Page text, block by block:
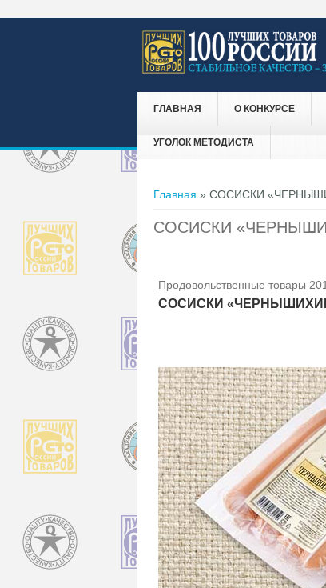
ГЛАВНАЯ О КОНКУРСЕ
УГОЛОК МЕТОДИСТА
Вы здесь
Главная » СОСИСКИ
СОСИСКИ
Продовольственные товары
СОСИСКИ